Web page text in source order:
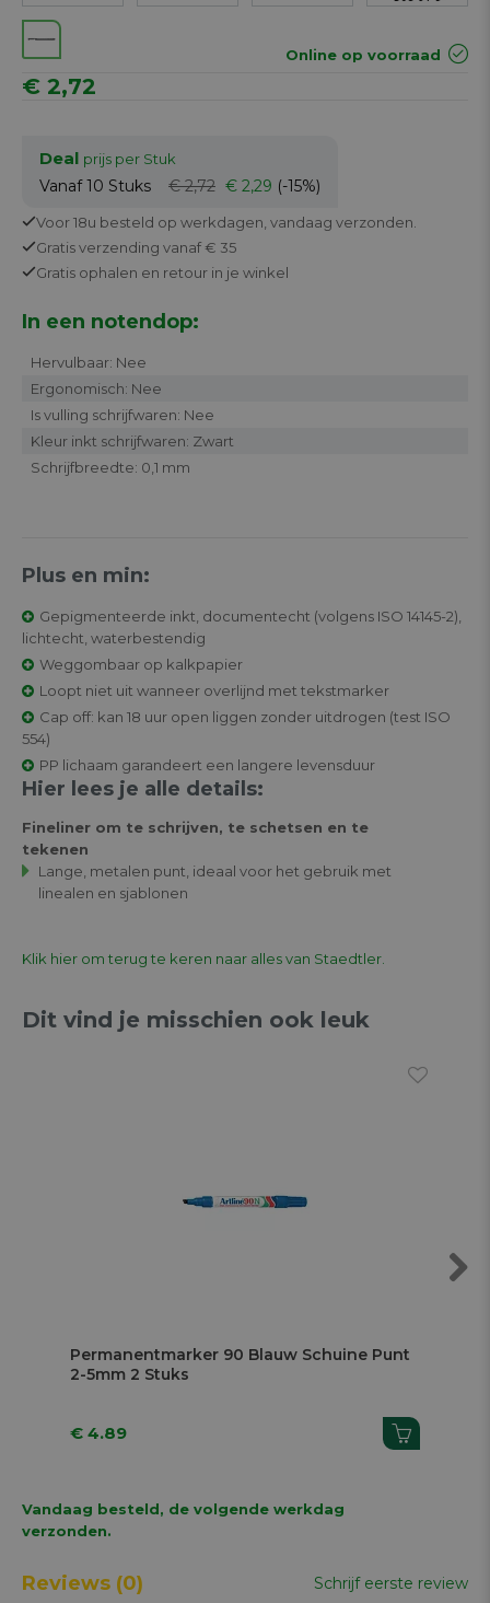
Online op voorraad
€ 2,72
Deal prijs per Stuk
Vanaf 10 Stuks € 2,72 € 2,29 (-15%)
Voor 18u besteld op werkdagen, vandaag verzonden.
Gratisverzending vanaf € 35
Gratis ophalen en retour in je winkel
In een notendop:
Hervulbaar: Nee
Ergonomisch: Nee
Is vulling schrijfwaren: Nee
Kleur inkt schrijfwaren: Zwart
Schrijfbreedte: 0,1 mm
Plus en min:
Gepigmenteerde inkt, documentecht (volgens ISO 14145-2),
lichtecht, waterbestendig
Weggombaar op kalkpapier
Loopt niet uit wanneer overlijnd met tekstmarker
Cap off: kan 18 uur open liggen zonder uitdrogen (test ISO
554)
PP lichaam garandeert een langere levensduur
Hier lees je alle details:
Fineliner om te schrijven, te schetsen en te
tekenen
Lange, metalen punt, ideaal voor het gebruik met
linealen en sjablonen
Klik hier om terug te keren naar alles van Staedtler.
Dit vind je misschien ook leuk
Permanentmarker 90 Blauw Schuine Punt
2-5mm 2 Stuks
€ 4.89
Vandaag besteld, de volgende werkdag
verzonden.
Reviews (0) Schrijf eerste review